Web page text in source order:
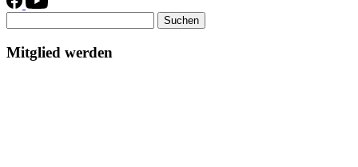
nach:
Mitglied werden